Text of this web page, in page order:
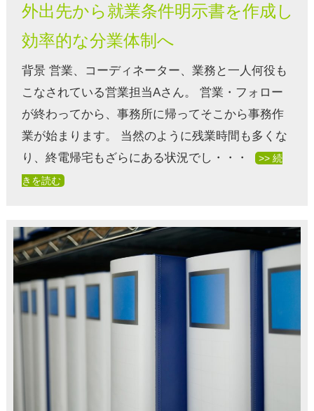
外出先から就業条件明示書を作成し
効率的な分業体制へ
背景 営業、コーディネーター、業務と一人何役も
こなされている営業担当Aさん。 営業・フォロー
が終わってから、事務所に帰ってそこから事務作
業が始まります。 当然のように残業時間も多くな
り、終電帰宅もざらにある状況でし・・・
>> 続
きを読む